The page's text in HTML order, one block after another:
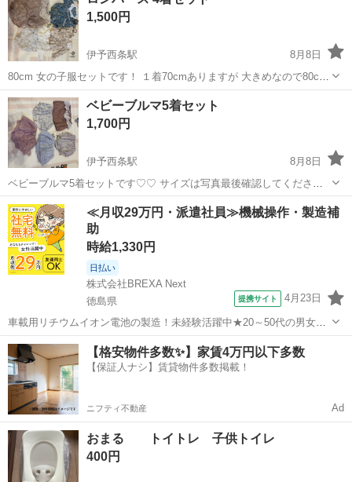
1,500円
伊予西条駅
8月8日
80cm 女の子服セットです！ １着70cmありますが 大きめなので80cm
着てる子も着れます♡♡ バースデイ teteatete futafuta
愛媛 西条市 伊予西条駅 ベビー用品
ベビーブルマ5着セット
1,700円
伊予西条駅
8月8日
ベビーブルマ5着セットです♡♡ サイズは写真最後確認してくださ
い。 バースデイ futafuta teteatete cottoli
愛媛 西条市 伊予西条駅 ベビー用品
≪月収29万円・派遣社員≫機械操作・製造補
助
時給1,330円
日払い
株式会社BREXA Next
徳島県
提携サイト 4月23日
車載用リチウムイオン電池の製造！未経験活躍中★20～50代の男女活
躍中！寮費無料★備品付き1R寮完備！自宅からマイカー通勤OK！無料
駐車場完備◎正社員登用制度あり！《徳島県板野郡松茂町》 人気の工
場のお仕事 ◇車載用リチウ...
徳島 その他
【格安物件多数✨】家賃4万円以下多数
【保証人ナシ】賃貸物件多数掲載！
ニフティ不動産 Ad
おまる トイトレ 子供トイレ
400円